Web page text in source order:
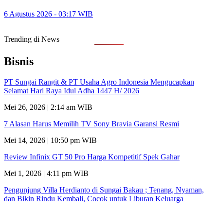
6 Agustus 2026 - 03:17 WIB
Trending di News
Bisnis
PT Sungai Rangit & PT Usaha Agro Indonesia Mengucapkan
Selamat Hari Raya Idul Adha 1447 H/ 2026
Mei 26, 2026 | 2:14 am WIB
7 Alasan Harus Memilih TV Sony Bravia Garansi Resmi
Mei 14, 2026 | 10:50 pm WIB
Review Infinix GT 50 Pro Harga Kompetitif Spek Gahar
Mei 1, 2026 | 4:11 pm WIB
Pengunjung Villa Herdianto di Sungai Bakau ; Tenang, Nyaman,
dan Bikin Rindu Kembali, Cocok untuk Liburan Keluarga